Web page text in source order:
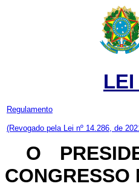
LEI
Regulamento
(Revogado pela Lei nº 14.286, de
O
CONGRESSO